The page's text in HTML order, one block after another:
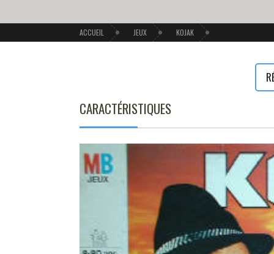
ACCUEIL JEUX KOJAK
CARACTÉRISTIQUES